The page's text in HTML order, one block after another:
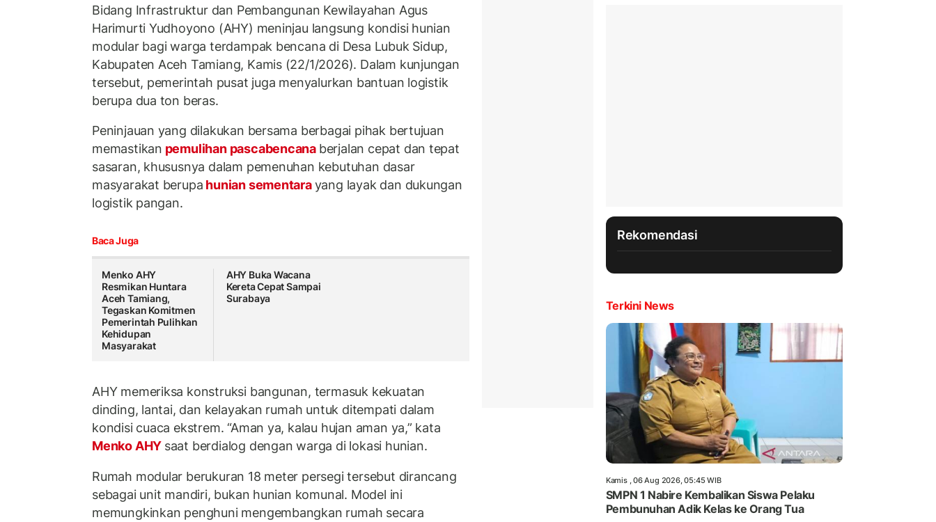
Bidang Infrastruktur dan Pembangunan Kewilayahan Agus
Harimurti Yudhoyono (AHY) meninjau langsung kondisi hunian
modular bagi warga terdampak bencana di Desa Lubuk Sidup,
Kabupaten Aceh Tamiang, Kamis (22/1/2026). Dalam kunjungan
tersebut, pemerintah pusat juga menyalurkan bantuan logistik
berupa dua ton beras.
Peninjauan yang dilakukan bersama berbagai pihak bertujuan
memastikan pemulihan pascabencana berjalan cepat dan tepat
sasaran, khususnya dalam pemenuhan kebutuhan dasar
masyarakat berupa hunian sementarayang layak dan dukungan
logistik pangan.
Baca Juga
Menko AHY
Resmikan Huntara
Aceh Tamiang,
Tegaskan Komitmen
Pemerintah Pulihkan
Kehidupan
Masyarakat
AHY Buka Wacana
Kereta Cepat Sampai
Surabaya
AHY memeriksa konstruksi bangunan, termasuk kekuatan
dinding, lantai, dan kelayakan rumah untuk ditempati dalam
kondisi cuaca ekstrem. “Aman ya, kalau hujan aman ya,” kata
Menko AHY saat berdialog dengan warga di lokasi hunian.
Rumah modular berukuran 18 meter persegi tersebut dirancang
sebagai unit mandiri, bukan hunian komunal. Model ini
memungkinkan penghuni mengembangkan rumah secara
Rekomendasi
Terkini News
Kamis , 06 Aug 2026, 05:45 WIB
SMPN 1 Nabire Kembalikan Siswa Pelaku
Pembunuhan Adik Kelas ke Orang Tua